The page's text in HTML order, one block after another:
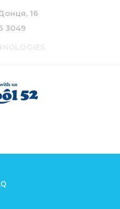
16
3049